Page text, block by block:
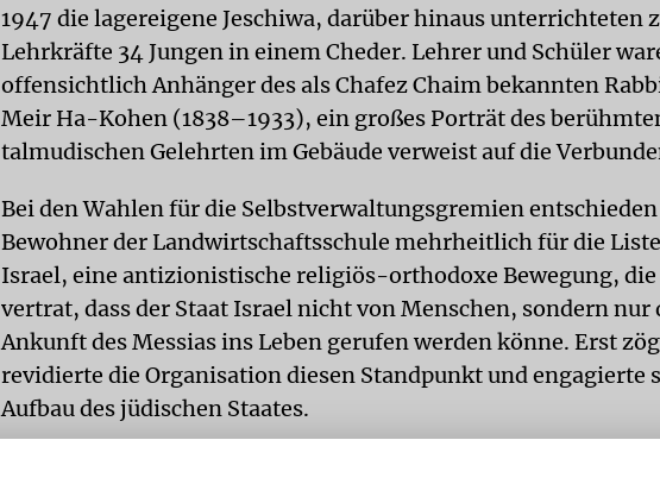
1947 die lagereigene Jeschiwa, darüber hinaus unterrichteten
Lehrkräfte 34 Jungen in einem Cheder. Lehrer und Schüler
offensichtlich Anhänger des als Chafez Chaim bekannten
Meir Ha-Kohen (1838–1933), ein großes Porträt des
talmudischen Gelehrten im Gebäude verweist auf die
Bei den Wahlen für die Selbstverwaltungsgremien
Bewohner der Landwirtschaftsschule mehrheitlich für die
Israel, eine antizionistische religiös-orthodoxe Bewegung,
vertrat, dass der Staat Israel nicht von Menschen, sondern nur
Ankunft des Messias ins Leben gerufen werden könne. Erst
revidierte die Organisation diesen Standpunkt und engagierte
Aufbau des jüdischen Staates.